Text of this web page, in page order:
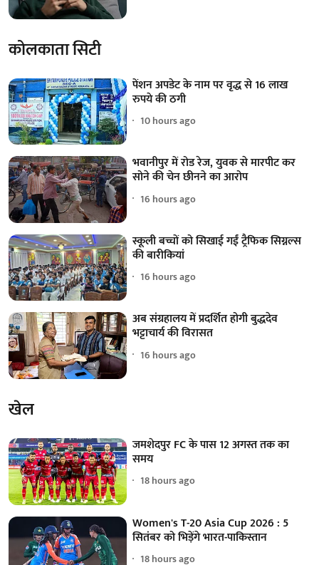
कोलकाता सिटी
पेंशन अपडेट के नाम पर वृद्ध से 16 लाख
रुपये की ठगी
10 hours ago
भवानीपुर में रोड रेज, युवक से मारपीट कर
सोने की चेन छीनने का आरोप
16 hours ago
स्कूली बच्चों को सिखाई गईं ट्रैफिक सिग्नल्स
की बारीकियां
16 hours ago
अब संग्रहालय में प्रदर्शित होगी बुद्धदेव
भट्टाचार्य की विरासत
16 hours ago
खेल
जमशेदपुर FC के पास 12 अगस्त तक का
समय
18 hours ago
Women's T-20 Asia Cup 2026 : 5
सितंबर को भिड़ेंगे भारत-पाकिस्तान
18 hours ago